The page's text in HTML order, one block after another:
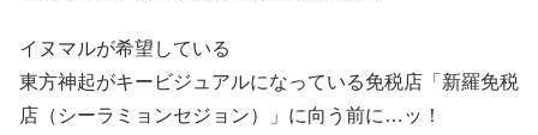
イヌマルが希望している
東方神起がキービジュアルになっている免税店「新羅免税
店（シーラミョンセジョン）」に向う前に…ッ！